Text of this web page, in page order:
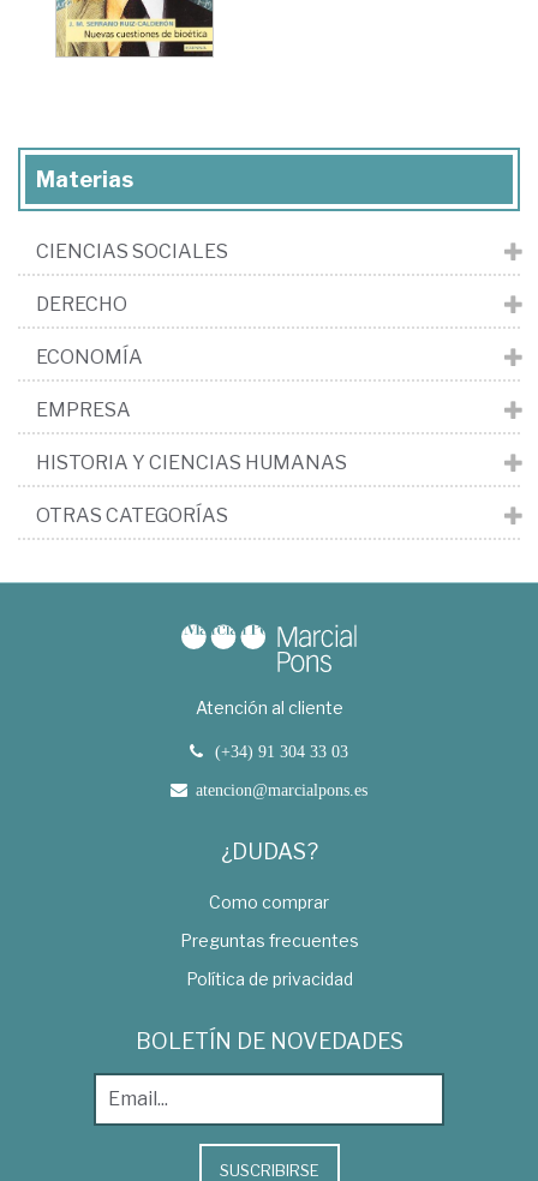
Materias
CIENCIAS SOCIALES
DERECHO
ECONOMÍA
EMPRESA
HISTORIA Y CIENCIAS HUMANAS
OTRAS CATEGORÍAS
Atención al cliente
(+34) 91 304 33 03
atencion@marcialpons.es
¿DUDAS?
Como comprar
Preguntas frecuentes
Política de privacidad
BOLETÍN DE NOVEDADES
SUSCRIBIRSE